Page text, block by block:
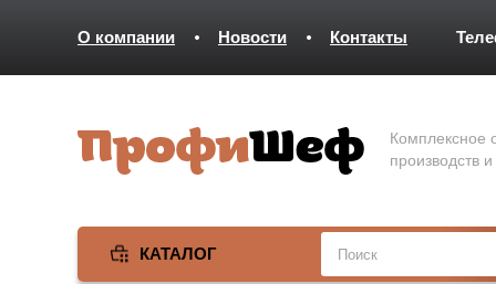
О компании Новости Контакты
Комплексное
производств
КАТАЛОГ